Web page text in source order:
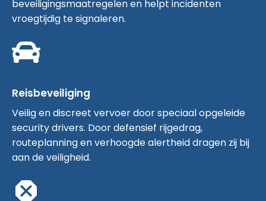
beveiligingsmaatregelen en helpt incidenten
vroegtijdig te signaleren.
Reisbeveiliging
Veilig en discreet vervoer door speciaal opgeleide
security drivers. Door defensief rijgedrag,
routeplanning en verhoogde alertheid dragen zij bij
aan de veiligheid.